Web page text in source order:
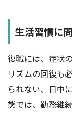
生活習慣に
復職には、症状
リズムの回復も
られない、日中
態では、勤務継